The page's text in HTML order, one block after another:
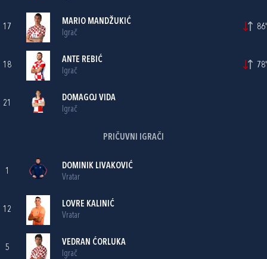
17
MARIO MANDŽUKIĆ
Igrač
86'
18
ANTE REBIĆ
Igrač
78'
21
DOMAGOJ VIDA
Igrač
PRIČUVNI IGRAČI
1
DOMINIK LIVAKOVIĆ
Vratar
12
LOVRE KALINIĆ
Vratar
5
VEDRAN ĆORLUKA
Igrač